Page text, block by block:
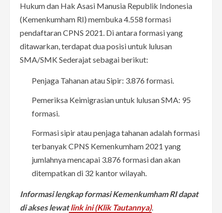
Hukum dan Hak Asasi Manusia Republik Indonesia
(Kemenkumham RI) membuka 4.558 formasi
pendaftaran CPNS 2021. Di antara formasi yang
ditawarkan, terdapat dua posisi untuk lulusan
SMA/SMK Sederajat sebagai berikut:
Penjaga Tahanan atau Sipir: 3.876 formasi.
Pemeriksa Keimigrasian untuk lulusan SMA: 95
formasi.
Formasi sipir atau penjaga tahanan adalah formasi
terbanyak CPNS Kemenkumham 2021 yang
jumlahnya mencapai 3.876 formasi dan akan
ditempatkan di 32 kantor wilayah.
Informasi lengkap formasi Kemenkumham RI dapat
di akses lewatlink ini (Klik Tautannya).